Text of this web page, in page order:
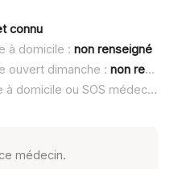
connu
à domicile : non renseigné
ouvert dimanche : non renseigné
Herbach Marie-Hélène urgence à domicile ou SOS médecin :
médecin.